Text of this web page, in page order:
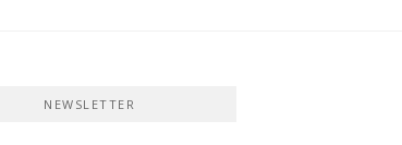
NEWSLETTER